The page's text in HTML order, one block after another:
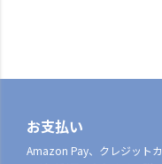
お支払い
Amazon Pay、クレジット